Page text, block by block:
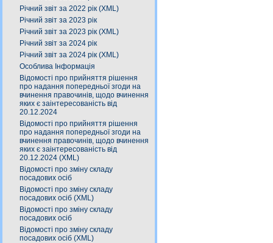
Річний звіт за 2022 рік (XML)
Річний звіт за 2023 рік
Річний звіт за 2023 рік (XML)
Річний звіт за 2024 рік
Річний звіт за 2024 рік (XML)
Особлива Інформація
Відомості про прийняття рішення
про надання попередньої згоди на
вчинення правочинів, щодо вчинення
яких є заінтересованість від
20.12.2024
Відомості про прийняття рішення
про надання попередньої згоди на
вчинення правочинів, щодо вчинення
яких є заінтересованість від
20.12.2024 (XML)
Відомості про зміну складу
посадових осіб
Відомості про зміну складу
посадових осіб (XML)
Відомості про зміну складу
посадових осіб
Відомості про зміну складу
посадових осіб (XML)